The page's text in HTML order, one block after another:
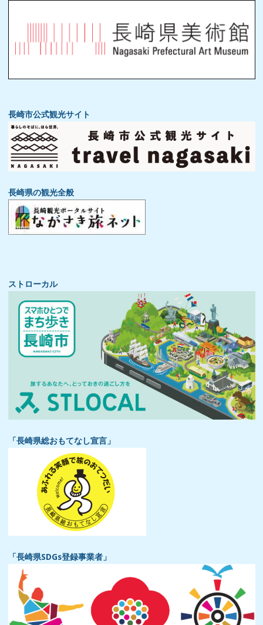
長崎市公式観光サイト
長崎県の観光全般
ストローカル
「長崎県総おもてなし宣言」
「長崎県SDGs登録事業者」